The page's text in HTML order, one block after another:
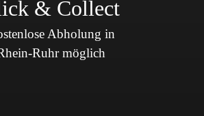
& Collect
Abholung in
Ruhr möglich